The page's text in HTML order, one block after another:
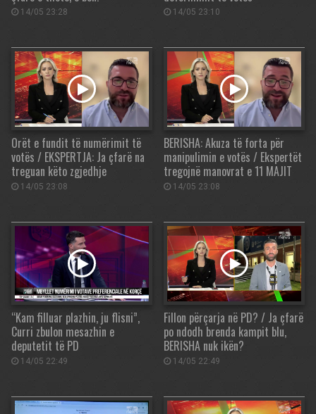
14/05 23:28 14/05 23:10
Orët e fundit të numërimit të
votës / EKSPERTJA: Ja çfarë na
treguan këto zgjedhje
14/05 23:08
BERISHA: Akuza të forta për
manipulimin e votës / Ekspertët
tregojnë manovrat e 11 MAJIT
14/05 23:08
“Kam filluar plazhin, ju flisni”,
Curri zbulon mesazhin e
deputetit të PD
14/05 22:49
Fillon përçarja në PD? / Ja çfarë
po ndodh brenda kampit blu,
BERISHA nuk ikën?
14/05 22:49